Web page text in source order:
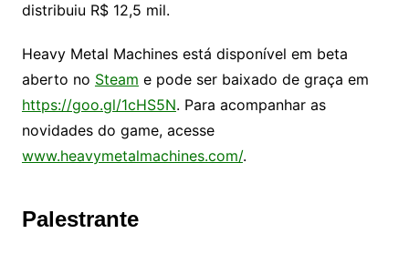
distribuiu R$ 12,5 mil.
Heavy Metal Machines está disponível em beta
aberto no Steam e pode ser baixado de graça em
https://goo.gl/1cHS5N. Para acompanhar as
novidades do game, acesse
www.heavymetalmachines.com/.
Palestrante